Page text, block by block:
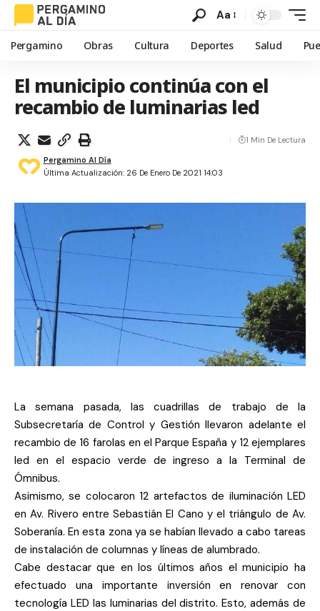
Aa
Pergamino Obras Cultura Deportes Salud
El municipio continúa con el
recambio de luminarias led
Última Actualización: 26 De Enero De 2021 14:03
Pergamino Al Día
1 Min De Lectura
La semana pasada, las cuadrillas de trabajo de la
Subsecretaría de Control y Gestión llevaron adelante el
recambio de 16 farolas en el Parque España y 12 ejemplares
led en el espacio verde de ingreso a la Terminal de
Ómnibus.
Asimismo, se colocaron 12 artefactos de iluminación LED
en Av. Rivero entre Sebastián El Cano y el triángulo de Av.
Soberanía. En esta zona ya se habían llevado a cabo tareas
de instalación de columnas y líneas de alumbrado.
Cabe destacar que en los últimos años el municipio ha
efectuado una importante inversión en renovar con
tecnología LED las luminarias del distrito. Esto, además de